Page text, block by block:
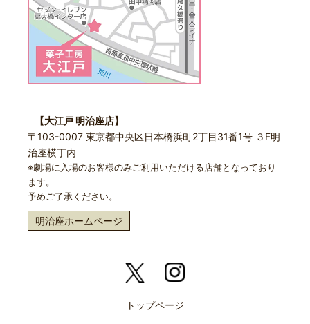
【大江戸 明治座店】
〒103-0007 東京都中央区日本橋浜町2丁目31番1号 ３F明
治座横丁内
※劇場に入場のお客様のみご利用いただける店舗となっており
ます。
予めご了承ください。
明治座ホームページ
トップページ